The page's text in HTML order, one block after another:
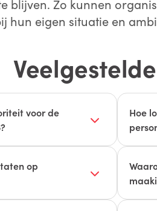
blijven. Zo kunnen
hun eigen situatie en
voor de
tussen continuïteit
verschuiven van
naar
Hoe
Door
De
op
dan 300